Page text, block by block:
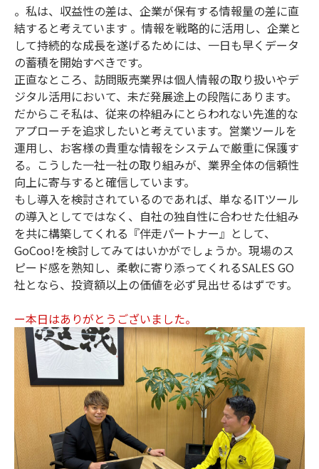
。私は、収益性の差は、企業が保有する情報量の差に直
結すると考えています 。情報を戦略的に活用し、企業と
して持続的な成長を遂げるためには、一日も早くデータ
の蓄積を開始すべきです。
正直なところ、訪問販売業界は個人情報の取り扱いやデ
ジタル活用において、未だ発展途上の段階にあります。
だからこそ私は、従来の枠組みにとらわれない先進的な
アプローチを追求したいと考えています。営業ツールを
運用し、お客様の貴重な情報をシステムで厳重に保護す
る。こうした一社一社の取り組みが、業界全体の信頼性
向上に寄与すると確信しています。
もし導入を検討されているのであれば、単なるITツール
の導入としてではなく、自社の独自性に合わせた仕組み
を共に構築してくれる『伴走パートナー』として、
GoCoo!を検討してみてはいかがでしょうか。現場のス
ピード感を熟知し、柔軟に寄り添ってくれるSALES GO
社となら、投資額以上の価値を必ず見出せるはずです。
ー本日はありがとうございました。